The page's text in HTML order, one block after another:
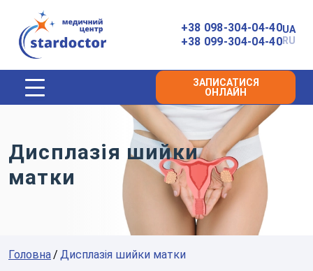
Головна
+38 098-304-04-40
+38 099-304-04-40
UA
RU
ЗАПИСАТИСЯ
ОНЛАЙН
Дисплазія шийки
матки
Головна Дисплазія шийки матки